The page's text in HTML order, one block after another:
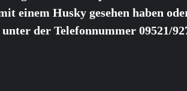
einem Husky gesehen haben
der Telefonnummer 09521/